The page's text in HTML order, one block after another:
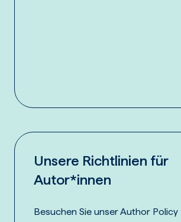
Unsere Richtlinien für
Autor*innen
Besuchen Sie unser Author Policy